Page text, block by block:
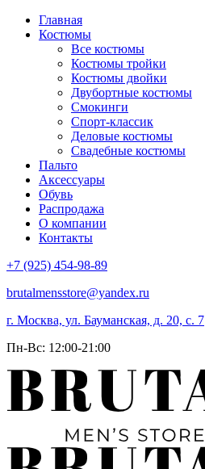
Главная
Костюмы
Все костюмы
Костюмы тройки
Костюмы двойки
Двубортные костюмы
Смокинги
Спорт-классик
Деловые костюмы
Свадебные костюмы
Пальто
Аксессуары
Обувь
Распродажа
О компании
Контакты
+7 (925) 454-98-89
brutalmensstore@yandex.ru
г. Москва, ул. Бауманская, д. 20, с. 7
Пн-Вс: 12:00-21:00